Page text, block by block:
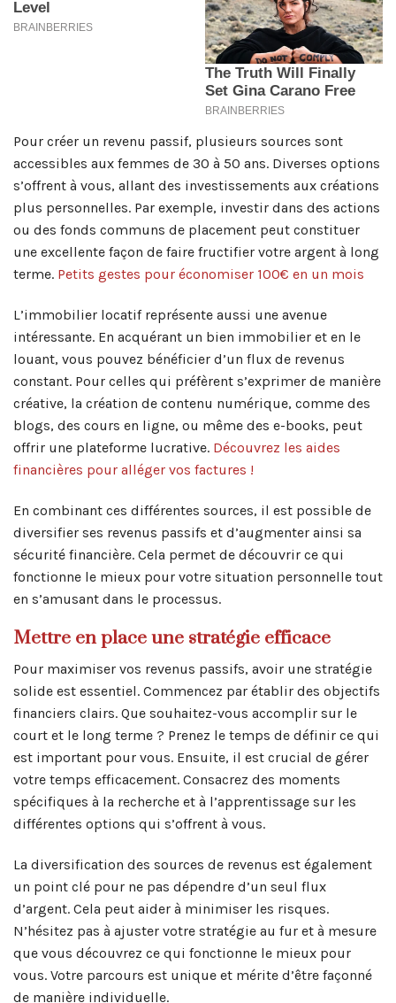
Pour créer un revenu passif, plusieurs sources sont
accessibles aux femmes de 30 à 50 ans. Diverses options
s’offrent à vous, allant des investissements aux créations
plus personnelles. Par exemple, investir dans des actions
ou des fonds communs de placement peut constituer
une excellente façon de faire fructifier votre argent à long
terme. Petits gestes pour économiser 100€ en un mois
L’immobilier locatif représente aussi une avenue
intéressante. En acquérant un bien immobilier et en le
louant, vous pouvez bénéficier d’un flux de revenus
constant. Pour celles qui préfèrent s’exprimer de manière
créative, la création de contenu numérique, comme des
blogs, des cours en ligne, ou même des e-books, peut
offrir une plateforme lucrative. Découvrez les aides
financières pour alléger vos factures !
En combinant ces différentes sources, il est possible de
diversifier ses revenus passifs et d’augmenter ainsi sa
sécurité financière. Cela permet de découvrir ce qui
fonctionne le mieux pour votre situation personnelle tout
en s’amusant dans le processus.
Mettre en place une stratégie efficace
Pour maximiser vos revenus passifs, avoir une stratégie
solide est essentiel. Commencez par établir des objectifs
financiers clairs. Que souhaitez-vous accomplir sur le
court et le long terme ? Prenez le temps de définir ce qui
est important pour vous. Ensuite, il est crucial de gérer
votre temps efficacement. Consacrez des moments
spécifiques à la recherche et à l’apprentissage sur les
différentes options qui s’offrent à vous.
La diversification des sources de revenus est également
un point clé pour ne pas dépendre d’un seul flux
d’argent. Cela peut aider à minimiser les risques.
N’hésitez pas à ajuster votre stratégie au fur et à mesure
que vous découvrez ce qui fonctionne le mieux pour
vous. Votre parcours est unique et mérite d’être façonné
de manière individuelle.